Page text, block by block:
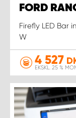
FORD
Firefly LED Bar
W
4 527
EKSKL. 25 %